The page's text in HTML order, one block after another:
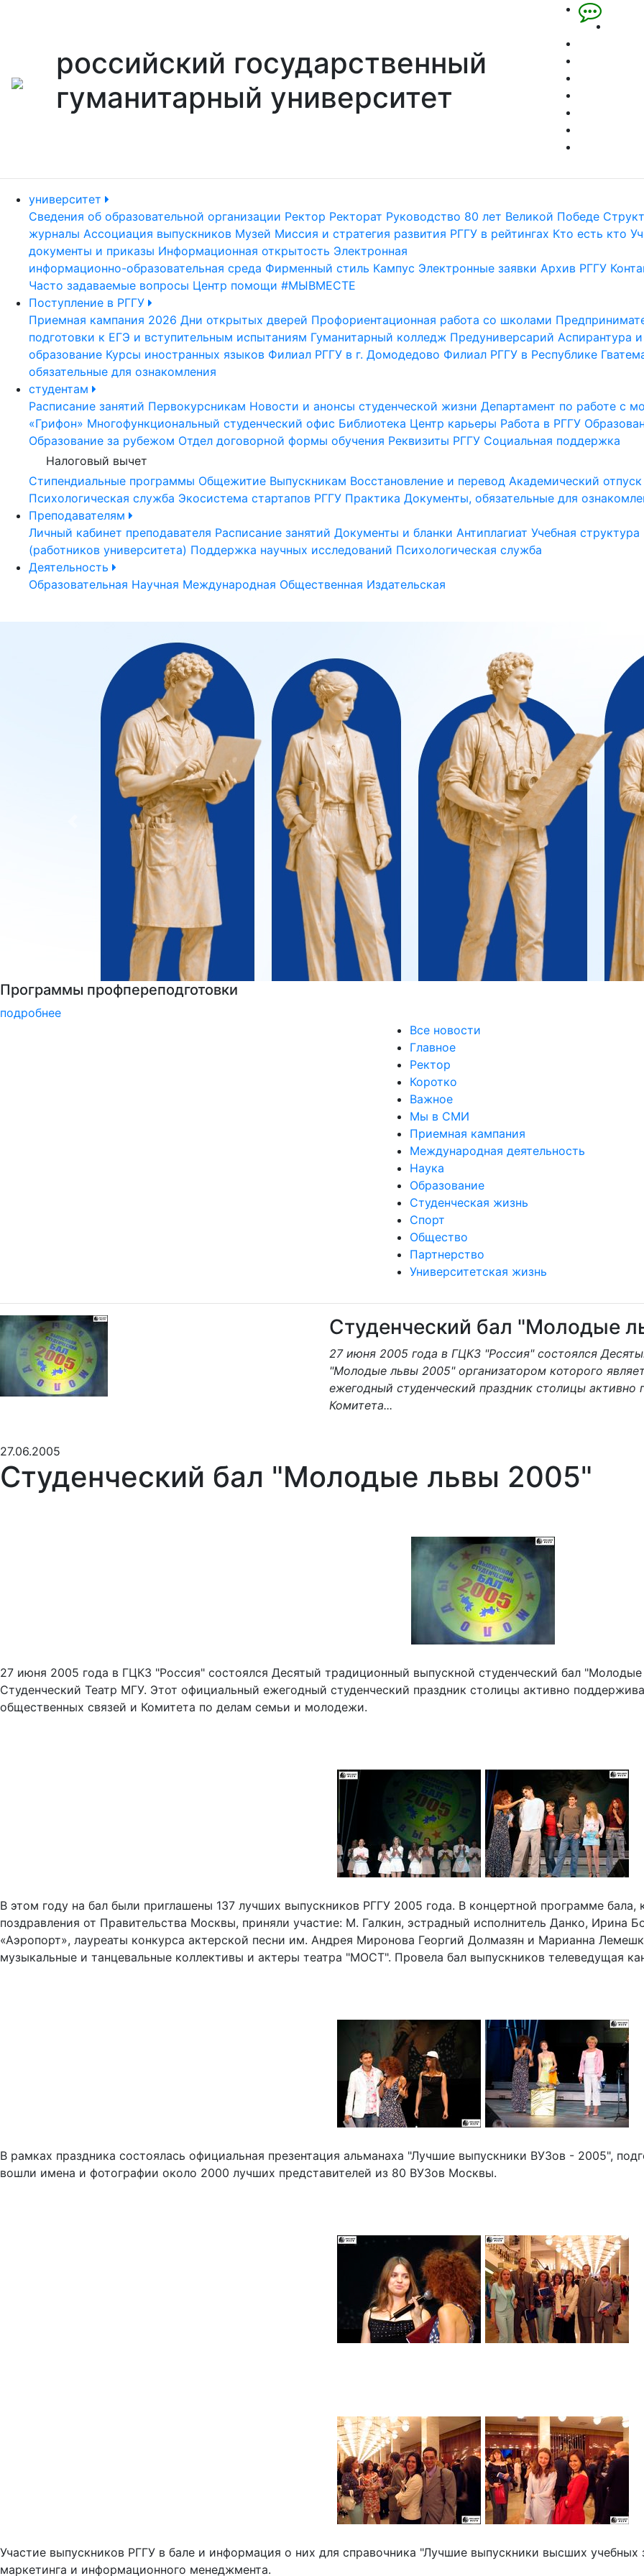
российский государственный
гуманитарный университет
университет
Сведения об образовательной организации Ректор Ректорат Руководство 80 лет Великой Победе
журналы Ассоциация выпускников Музей Миссия и стратегия развития РГГУ в рейтингах Кто есть кто
документы и приказы Информационная открытость Электронная
информационно-образовательная среда Фирменный стиль Кампус Электронные заявки Архив РГГУ
Часто задаваемые вопросы Центр помощи #МЫВМЕСТЕ
Поступление в РГГУ
Приемная кампания 2026 Дни открытых дверей Профориентационная работа со школами
подготовки к ЕГЭ и вступительным испытаниям Гуманитарный колледж Предуниверсарий Аспирантура
образование Курсы иностранных языков Филиал РГГУ в г. Домодедово Филиал РГГУ в Республике
обязательные для ознакомления
студентам
Расписание занятий Первокурсникам Новости и анонсы студенческой жизни Департамент по работе с
«Грифон» Многофункциональный студенческий офис Библиотека Центр карьеры Работа в РГГУ
Образование за рубежом Отдел договорной формы обучения Реквизиты РГГУ Социальная поддержка
Налоговый вычет
Стипендиальные программы Общежитие Выпускникам Восстановление и перевод Академический отпуск
Психологическая служба Экосистема стартапов РГГУ Практика Документы, обязательные для
Преподавателям
Личный кабинет преподавателя Расписание занятий Документы и бланки Антиплагиат Учебная структура
(работников университета) Поддержка научных исследований Психологическая служба
Деятельность
Образовательная Научная Международная Общественная Издательская
Центр карьеры
подробнее
Все новости
Главное
Ректор
Коротко
Важное
Мы в СМИ
Приемная кампания
Международная деятельность
Наука
Образование
Студенческая жизнь
Спорт
Общество
Партнерство
Университетская жизнь
Студенческий бал "Молодые
27 июня 2005 года в ГЦКЗ "Россия" состоялся
"Молодые львы 2005" организатором которого
ежегодный студенческий праздник столицы
Комитета...
27.06.2005
Студенческий бал "Молодые львы 2005"
27 июня 2005 года в ГЦКЗ "Россия" состоялся Десятый традиционный выпускной студенческий бал
Студенческий Театр МГУ. Этот официальный ежегодный студенческий праздник столицы активно
общественных связей и Комитета по делам семьи и молодежи.
В этом году на бал были приглашены 137 лучших выпускников РГГУ 2005 года. В концертной программе бала,
поздравления от Правительства Москвы, приняли участие: М. Галкин, эстрадный исполнитель Данко, Ирина
«Аэропорт», лауреаты конкурса актерской песни им. Андрея Миронова Георгий Долмазян и Марианна
музыкальные и танцевальные коллективы и актеры театра "МОСТ". Провела бал выпускников телеведущая
В рамках праздника состоялась официальная презентация альманаха "Лучшие выпускники ВУЗов - 2005",
вошли имена и фотографии около 2000 лучших представителей из 80 ВУЗов Москвы.
Участие выпускников РГГУ в бале и информация о них для справочника "Лучшие выпускники высших
маркетинга и информационного менеджмента.